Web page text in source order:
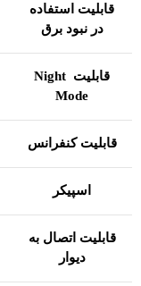
قابلیت استفاده
در نبود برق
قابلیت Night
Mode
قابلیت کنفرانس
اسپیکر
قابلیت اتصال به
دیوار